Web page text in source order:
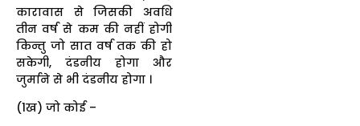
कारावास से जिसकी अवधि
तीन वर्ष से कम की नहीं होगी
किन्तु जो सात वर्ष तक की हो
सकेगी, दंडनीय होगा और
जुर्माने से भी दंडनीय होगा ।
(1ख) जो कोई –